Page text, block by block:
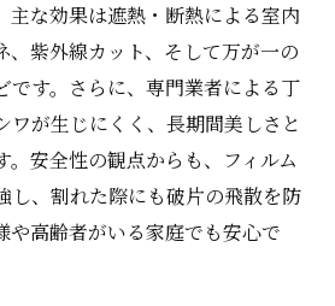
主な効果は遮熱・断熱による室内
、紫外線カット、そして万が一の
です。さらに、専門業者による丁
ワが生じにくく、長期間美しさと
。安全性の観点からも、フィルム
し、割れた際にも破片の飛散を防
や高齢者がいる家庭でも安心で